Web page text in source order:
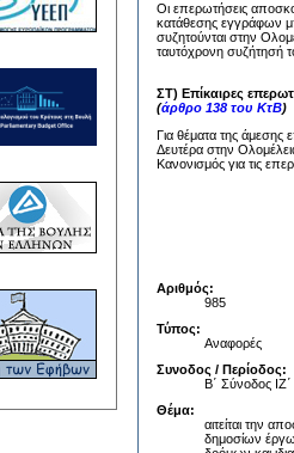
Οι επερωτήσεις
κατάθεσης εγγράφων
συζητούνται στην
ταυτόχρονη συζήτησή
ΣΤ) Επίκαιρες
(άρθρο 138 του ΚτΒ)
Για θέματα της άμεσης
Δευτέρα στην
Κανονισμός για τις
Αριθμός:
985
Τύπος:
Αναφορές
Συνοδος / Περίοδος:
Β΄ Σύνοδος
Θέμα:
αιτείται την
δημοσίων